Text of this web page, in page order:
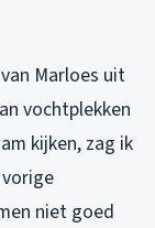
Marloes uit
vochtplekken
kijken, zag ik
niet goed